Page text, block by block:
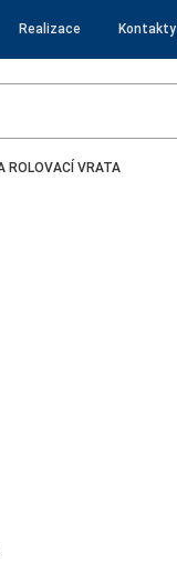
Realizace Kontakty
ROLOVACÍ VRATA